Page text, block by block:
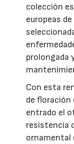
colección
europeas
prolongada
Con esta
de floración
entrado el
resistencia
ornamental